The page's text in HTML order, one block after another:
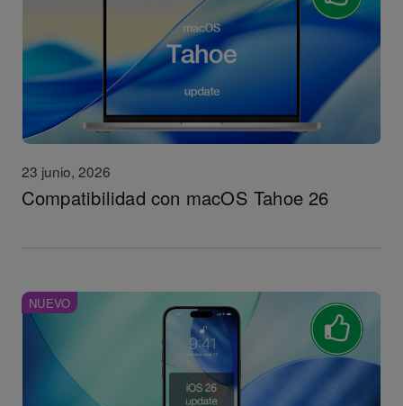
23 junio, 2026
Compatibilidad con macOS Tahoe 26
NUEVO